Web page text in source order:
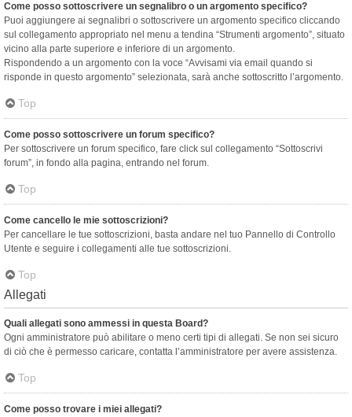
Come posso sottoscrivere un segnalibro o un argomento specifico?
Puoi aggiungere ai segnalibri o sottoscrivere un argomento specifico cliccando
sul collegamento appropriato nel menu a tendina “Strumenti argomento”, situato
vicino alla parte superiore e inferiore di un argomento.
Rispondendo a un argomento con la voce “Avvisami via email quando si
risponde in questo argomento” selezionata, sarà anche sottoscritto l’argomento.
Top
Come posso sottoscrivere un forum specifico?
Per sottoscrivere un forum specifico, fare click sul collegamento “Sottoscrivi
forum”, in fondo alla pagina, entrando nel forum.
Top
Come cancello le mie sottoscrizioni?
Per cancellare le tue sottoscrizioni, basta andare nel tuo Pannello di Controllo
Utente e seguire i collegamenti alle tue sottoscrizioni.
Top
Allegati
Quali allegati sono ammessi in questa Board?
Ogni amministratore può abilitare o meno certi tipi di allegati. Se non sei sicuro
di ciò che è permesso caricare, contatta l’amministratore per avere assistenza.
Top
Come posso trovare i miei allegati?